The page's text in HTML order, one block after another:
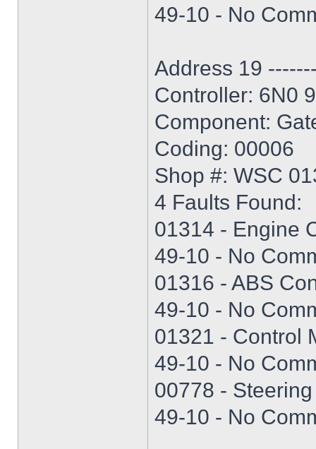
49-10 - No
Address 19
Controller: 6N0
Component:
Coding: 00006
Shop #: WSC
4 Faults Found:
01314 - Engine
49-10 - No
01316 - ABS
49-10 - No
01321 - Control
49-10 - No
00778 -
49-10 - No